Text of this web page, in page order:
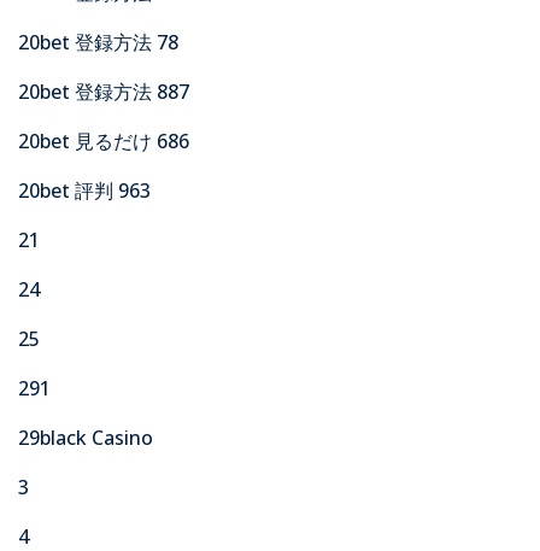
20bet 登録方法 78
20bet 登録方法 887
20bet 見るだけ 686
20bet 評判 963
21
24
25
291
29black Casino
3
4